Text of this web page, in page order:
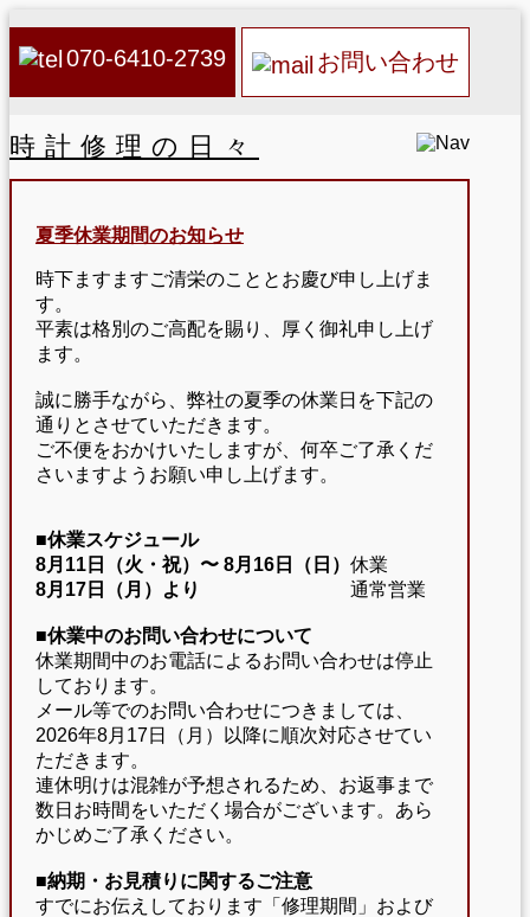
070-6410-2739 お問い合わせ
時計修理の日々
夏季休業期間のお知らせ
時下ますますご清栄のこととお慶び申し上げま
す。
平素は格別のご高配を賜り、厚く御礼申し上げ
ます。
誠に勝手ながら、弊社の夏季の休業日を下記の
通りとさせていただきます。
ご不便をおかけいたしますが、何卒ご了承くだ
さいますようお願い申し上げます。
■休業スケジュール
8月11日（火・祝）〜 8月16日（日） 休業
8月17日（月）より
通常営業
■休業中のお問い合わせについて
休業期間中のお電話によるお問い合わせは停止
しております。
メール等でのお問い合わせにつきましては、
2026年8月17日（月）以降に順次対応させてい
ただきます。
連休明けは混雑が予想されるため、お返事まで
数日お時間をいただく場合がございます。あら
かじめご了承ください。
■納期・お見積りに関するご注意
すでにお伝えしております「修理期間」および